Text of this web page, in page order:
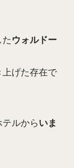
ウォルドー
げた存在で
ルから いま